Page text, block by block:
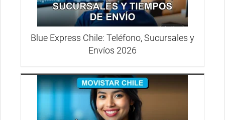
Blue Express Chile: Teléfono, Sucursales y
Envíos 2026